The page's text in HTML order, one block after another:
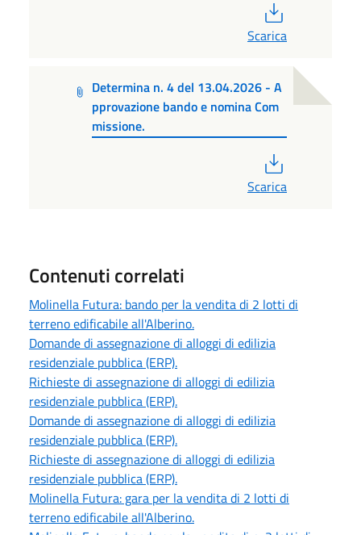
Scarica
Determina n. 4 del 13.04.2026 - A
pprovazione bando e nomina Com
missione.
Scarica
Contenuti correlati
Molinella Futura: bando per la vendita di 2 lotti di
terreno edificabile all'Alberino.
Domande di assegnazione di alloggi di edilizia
residenziale pubblica (ERP).
Richieste di assegnazione di alloggi di edilizia
residenziale pubblica (ERP).
Domande di assegnazione di alloggi di edilizia
residenziale pubblica (ERP).
Richieste di assegnazione di alloggi di edilizia
residenziale pubblica (ERP).
Molinella Futura: gara per la vendita di 2 lotti di
terreno edificabile all'Alberino.